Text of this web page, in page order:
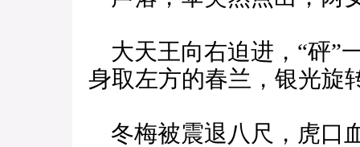
大天王向右迫进，“砰”
身取左方的春兰，银光旋
冬梅被震退八尺，虎口